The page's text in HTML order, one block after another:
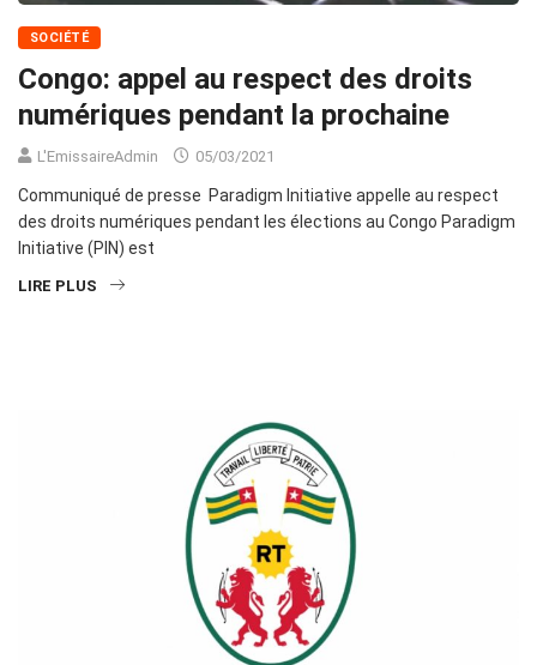
SOCIÉTÉ
Congo: appel au respect des droits
numériques pendant la prochaine
L'EmissaireAdmin 05/03/2021
Communiqué de presse Paradigm Initiative appelle au respect
des droits numériques pendant les élections au Congo Paradigm
Initiative (PIN) est
LIRE PLUS